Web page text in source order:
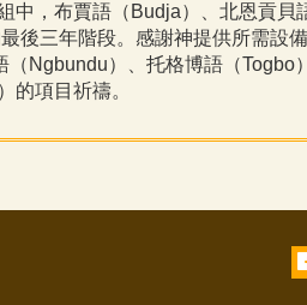
中，布賈語（Budja）、北恩貢
後三年階段。感謝神提供所需設
Ngbundu）、托格博語（
的項目祈禱。